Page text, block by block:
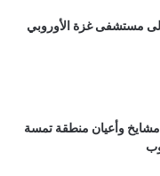
جرائمه.. وصول 18 شهيدا إلى مستشفى غزة الأوروبي
مشايخ وأعيان منطقة تمسة